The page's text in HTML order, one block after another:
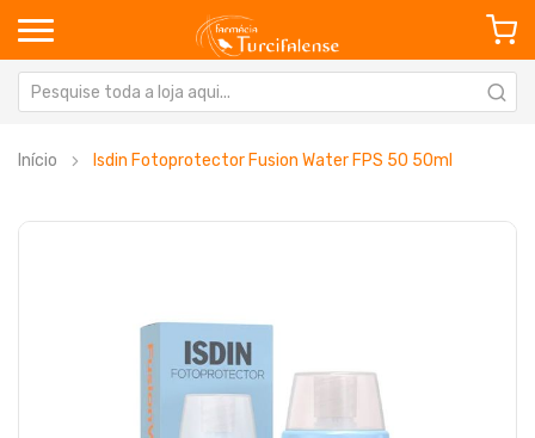
Início Isdin Fotoprotector Fusion Water FPS 50 50ml
Saltar